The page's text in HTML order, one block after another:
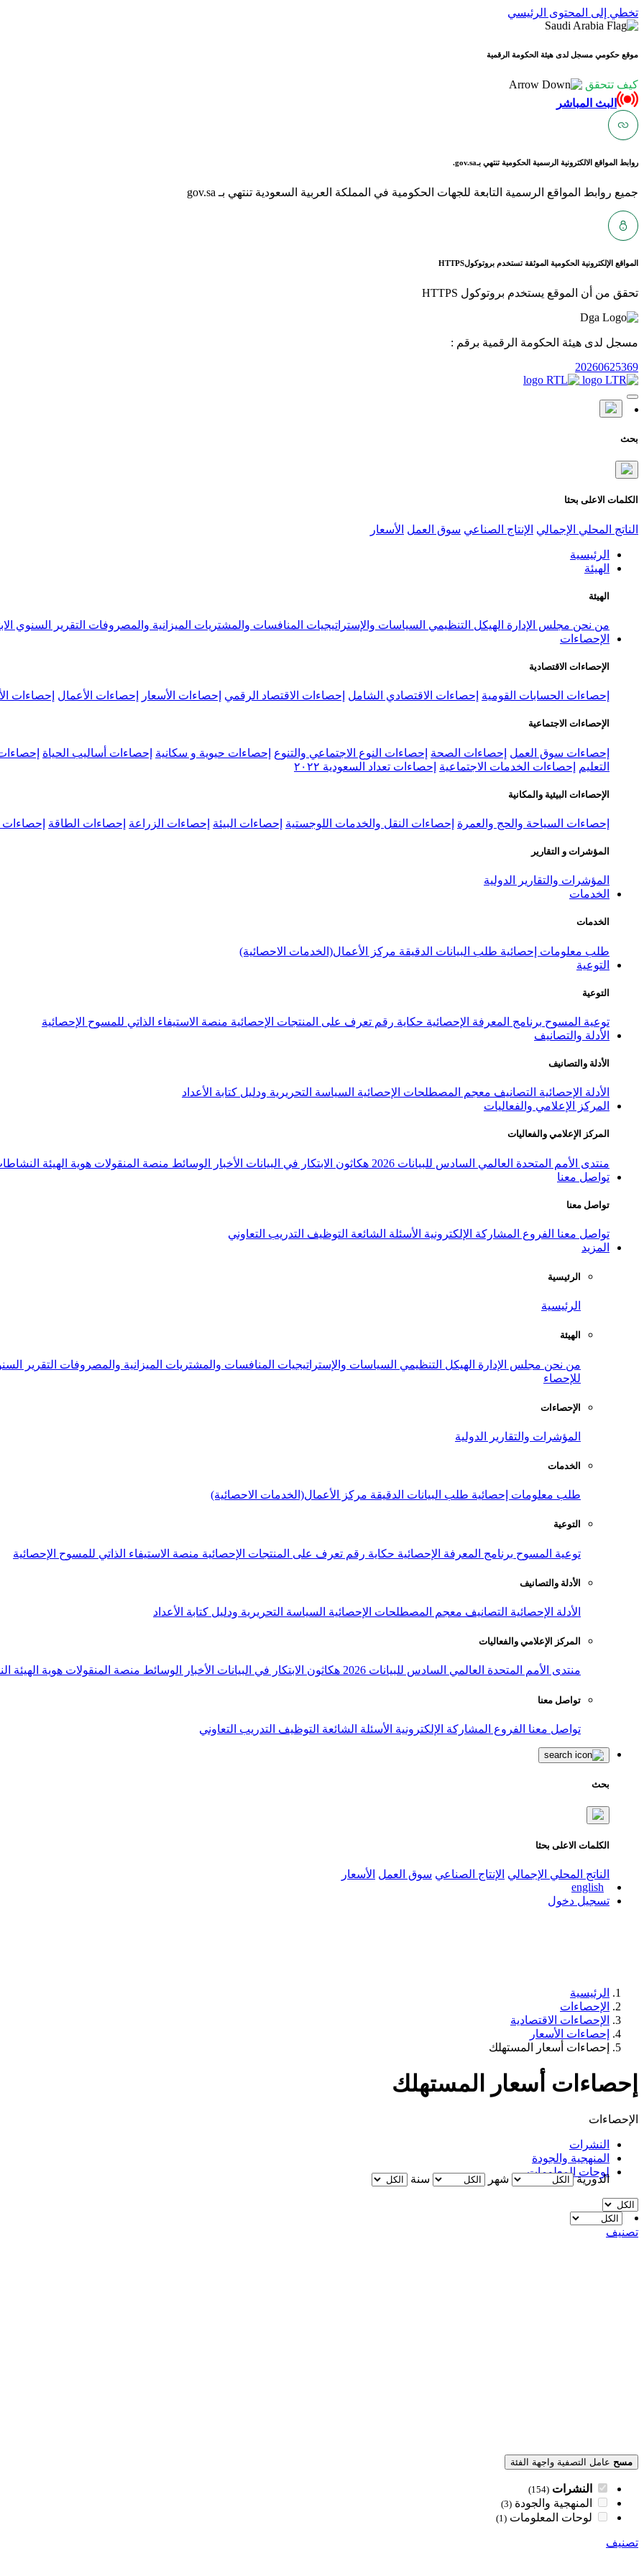
تخطي إلى المحتوى الرئيسي
موقع حكومي مسجل لدى هيئة الحكومة الرقمية
كيف تتحقق
البث المباشر
روابط المواقع الالكترونية الرسمية الحكومية تنتهي بـgov.sa.
جميع روابط المواقع الرسمية التابعة للجهات الحكومية في المملكة العربية السعودية تنتهي بـ gov.sa
المواقع الإلكترونية الحكومية الموثقة تستخدم بروتوكولHTTPS
تحقق من أن الموقع يستخدم بروتوكول HTTPS
مسجل لدى هيئة الحكومة الرقمية برقم :
20260625369
بحث
الكلمات الاعلى بحثا
الناتج المحلي الإجمالي الإنتاج الصناعي سوق العمل الأسعار
الرئيسية
الهيئة
الهيئة
من نحن مجلس الإدارة الهيكل التنظيمي السياسات والإستراتيجيات المنافسات والمشتريات الميزانية والمصروفات التقرير السنوي
الإحصاءات
الإحصاءات الاقتصادية
إحصاءات الحسابات القومية إحصاءات الاقتصادي الشامل إحصاءات الاقتصاد الرقمي إحصاءات الأسعار إحصاءات الأعمال إحصاءات
الإحصاءات الاجتماعية
إحصاءات سوق العمل إحصاءات الصحة إحصاءات النوع الاجتماعي والتنوع إحصاءات حيوية و سكانية إحصاءات أساليب الحياة
التعليم
إحصاءات الخدمات الاجتماعية إحصاءات تعداد السعودية ٢٠٢٢
الإحصاءات البيئية والمكانية
إحصاءات السياحة والحج والعمرة إحصاءات النقل والخدمات اللوجستية إحصاءات البيئة إحصاءات الزراعة إحصاءات الطاقة إحصاءات
المؤشرات و التقارير
المؤشرات والتقارير الدولية
الخدمات
الخدمات
طلب معلومات إحصائية طلب البيانات الدقيقة مركز الأعمال(الخدمات الاحصائية)
التوعية
التوعية
توعية المسوح برنامج المعرفة الإحصائية حكاية رقم تعرف على المنتجات الإحصائية منصة الاستيفاء الذاتي للمسوح الإحصائية
الأدلة والتصانيف
الأدلة والتصانيف
الأدلة الإحصائية التصانيف معجم المصطلحات الإحصائية السياسة التحريرية ودليل كتابة الأعداد
المركز الإعلامي والفعاليات
المركز الإعلامي والفعاليات
منتدى الأمم المتحدة العالمي السادس للبيانات 2026 هكاثون الابتكار في البيانات الأخبار الوسائط منصة المنقولات هوية الهيئة
تواصل معنا
تواصل معنا
تواصل معنا الفروع المشاركة الإلكترونية الأسئلة الشائعة التوظيف التدريب التعاوني
المزيد
الرئيسية
الرئيسية
الهيئة
من نحن مجلس الإدارة الهيكل التنظيمي السياسات والإستراتيجيات المنافسات والمشتريات الميزانية والمصروفات التقرير
للإحصاء
الإحصاءات
المؤشرات والتقارير الدولية
الخدمات
طلب معلومات إحصائية طلب البيانات الدقيقة مركز الأعمال(الخدمات الاحصائية)
التوعية
توعية المسوح برنامج المعرفة الإحصائية حكاية رقم تعرف على المنتجات الإحصائية منصة الاستيفاء الذاتي للمسوح الإحصائية
الأدلة والتصانيف
الأدلة الإحصائية التصانيف معجم المصطلحات الإحصائية السياسة التحريرية ودليل كتابة الأعداد
المركز الإعلامي والفعاليات
منتدى الأمم المتحدة العالمي السادس للبيانات 2026 هكاثون الابتكار في البيانات الأخبار الوسائط منصة المنقولات هوية الهيئة
تواصل معنا
تواصل معنا الفروع المشاركة الإلكترونية الأسئلة الشائعة التوظيف التدريب التعاوني
بحث
الكلمات الاعلى بحثا
الناتج المحلي الإجمالي الإنتاج الصناعي سوق العمل الأسعار
english
تسجيل دخول
الرئيسية
الإحصاءات
الإحصاءات الاقتصادية
إحصاءات الأسعار
إحصاءات أسعار المستهلك
إحصاءات أسعار المستهلك
الإحصاءات
النشرات
المنهجية والجودة
لوحات المعلومات
الدورية شهر سنة
تصنيف
مسح عامل التصفية واجهة الفئة
النشرات (154)
المنهجية والجودة (3)
لوحات المعلومات (1)
تصنيف